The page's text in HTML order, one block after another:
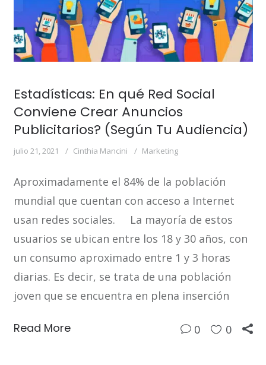
Estadísticas: En qué Red Social
Conviene Crear Anuncios
Publicitarios? (Según Tu Audiencia)
julio 21, 2021 Cinthia Mancini Marketing
Aproximadamente el 84% de la población
mundial que cuentan con acceso a Internet
usan redes sociales. La mayoría de estos
usuarios se ubican entre los 18 y 30 años, con
un consumo aproximado entre 1 y 3 horas
diarias. Es decir, se trata de una población
joven que se encuentra en plena inserción
Read More 0 0